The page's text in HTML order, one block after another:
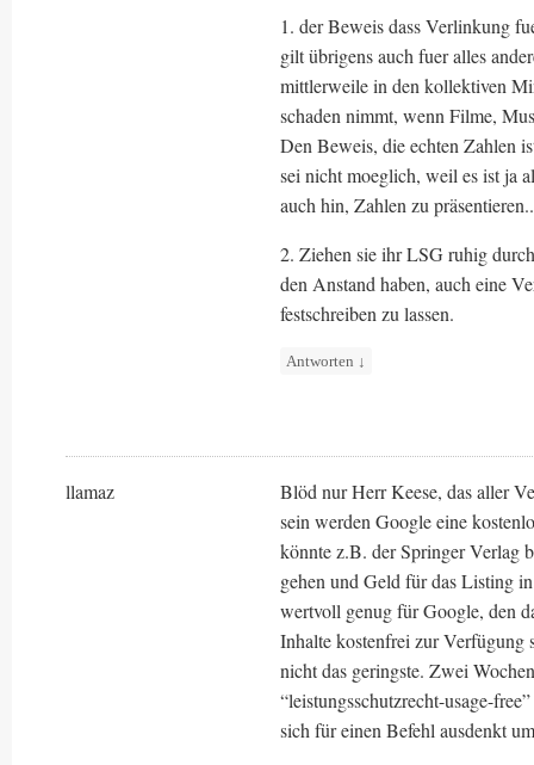
1. der Beweis dass Verlinkung
gilt übrigens auch fuer alles
mittlerweile in den kollektiven
schaden nimmt, wenn Filme,
Den Beweis, die echten Zahlen
sei nicht moeglich, weil es ist ja
auch hin, Zahlen zu präsentieren..
2. Ziehen sie ihr LSG ruhig
den Anstand haben, auch eine
festschreiben zu lassen.
Antworten ↓
llamaz
Blöd nur Herr Keese, das aller
sein werden Google eine
könnte z.B. der Springer Verlag
gehen und Geld für das Listing
wertvoll genug für Google, den
Inhalte kostenfrei zur Verfügung
nicht das geringste. Zwei
“leistungsschutzrecht-usage-
sich für einen Befehl ausdenkt